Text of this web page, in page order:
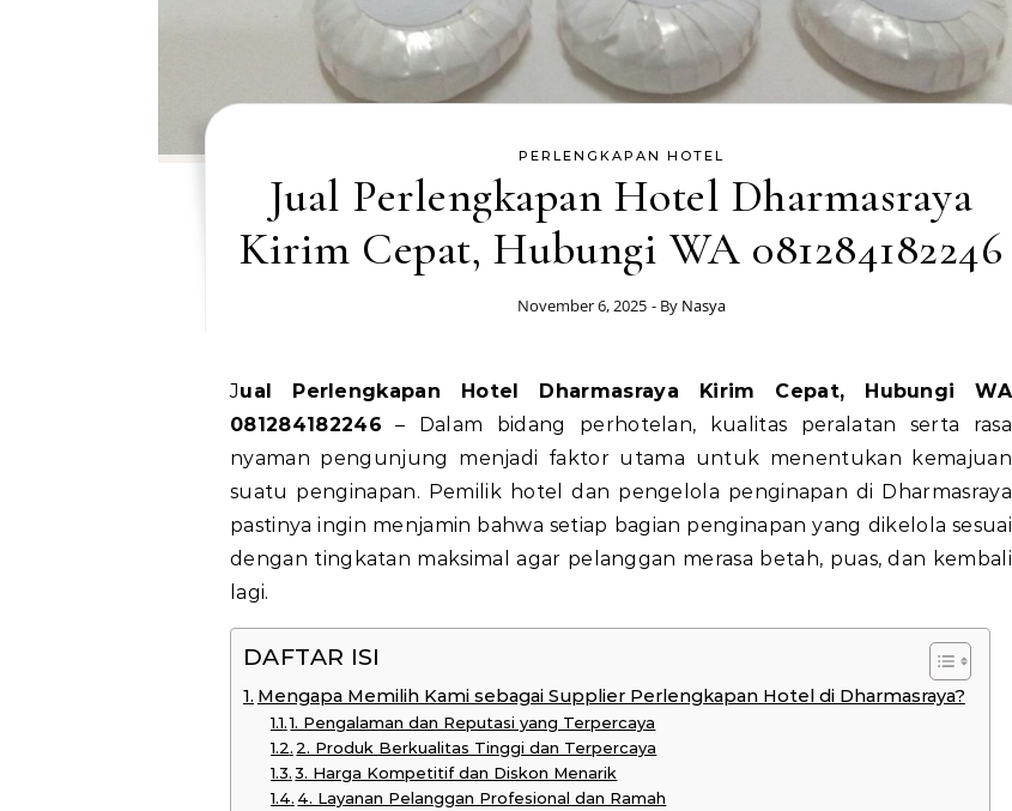
PERLENGKAPAN HOTEL
Jual Perlengkapan Hotel Dharmasraya
Kirim Cepat, Hubungi WA 081284182246
November 6, 2025 - By Nasya
Jual Perlengkapan Hotel Dharmasraya Kirim Cepat, Hubungi WA
081284182246 – Dalam bidang perhotelan, kualitas peralatan serta rasa
nyaman pengunjung menjadi faktor utama untuk menentukan kemajuan
suatu penginapan. Pemilik hotel dan pengelola penginapan di Dharmasraya
pastinya ingin menjamin bahwa setiap bagian penginapan yang dikelola sesuai
dengan tingkatan maksimal agar pelanggan merasa betah, puas, dan kembali
lagi.
DAFTAR ISI
Mengapa Memilih Kami sebagai Supplier Perlengkapan Hotel di Dharmasraya?
1. Pengalaman dan Reputasi yang Terpercaya
2. Produk Berkualitas Tinggi dan Terpercaya
3. Harga Kompetitif dan Diskon Menarik
4. Layanan Pelanggan Profesional dan Ramah